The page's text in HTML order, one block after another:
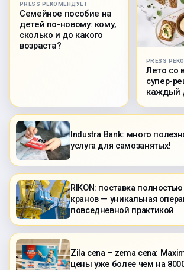
PRESS РЕКОМЕНДУЕТ
Семейное пособие на
детей по-новому: кому,
сколько и до какого
возраста?
PRESS
Лето со
супер-
каждый
Industra Bank: много
услуга для самозанятых!
RIKON: поставка
кранов — уникальная
повседневной практикой
Zila cena – zema cena:
цены уже более чем на